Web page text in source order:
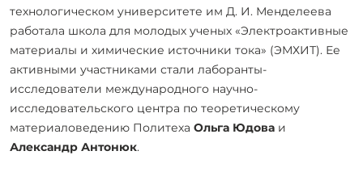
технологическом университете им Д. И. Менделеева
работала школа для молодых ученых «Электроактивные
материалы и химические источники тока» (ЭМХИТ). Ее
активными участниками стали лаборанты-
исследователи международного научно-
исследовательского центра по теоретическому
материаловедению Политеха Ольга Юдова и
Александр Антонюк.